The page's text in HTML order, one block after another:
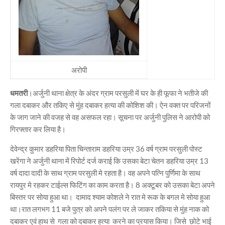
अरोपी
धमतरी।अर्जुनी थाना क्षेत्र के अंदर ग्राम परसुली में घर के ही फूफा ने भतीजे की
गला दबाकर और तकिए से मुंह दबाकर हत्या की कोशिश की। ऐन वक्त पर परिजनों
के जाग जाने की वजह से वह असफल रहा। सूचना पर अर्जुनी पुलिस ने आरोपी को
गिरफ्तार कर लिया है।
देवेन्द्र कुमार डहरिया पिता चिन्ताराम डहरिया उम्र 36 वर्ष ग्राम परसुली पोस्ट
खरेंगा ने अर्जुनी थाना में रिपोर्ट दर्ज कराई कि उसका बेटा चेतन डहरिया उम्र 13
वर्ष दादा दादी के साथ ग्राम परसुली मे रहता है। वह अपने पत्नि पुर्णिमा के साथ
रायपुर मे रहकर टाईल्स फिटिंग का काम करता है। 8 अक्टूबर को उसका बेटा अपने
बिस्तर पर सोया हुआ था। दामाद श्याम कोशले ने रात मे रूक के बगल मे सोया हुआ
था।रात लगभग 11 बजे पुत्र को अपने पलंग पर ले जाकर तकिया से मुंह नाक को
दबाकर एवं हाथ से गला को दबाकर हत्या करने का प्रयास किया। जिसे छोटे भाई